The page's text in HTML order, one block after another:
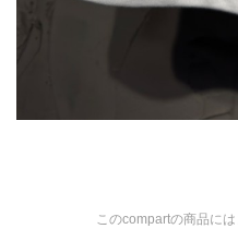
このcompartの商品に